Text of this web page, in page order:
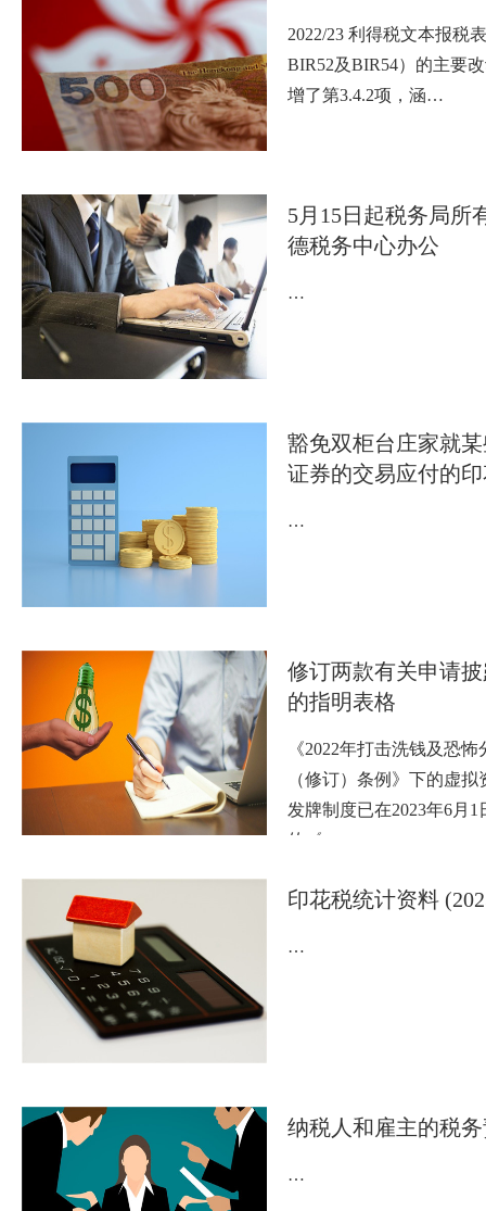
2022/23 利得税文本报税
BIR52及BIR54）的主要
增了第3.4.2项，涵…
5月15日起税务局所
德税务中心办公
…
豁免双柜台庄家就
证券的交易应付的
…
修订两款有关申请
的指明表格
《2022年打击洗钱及恐
（修订）条例》下的虚
发牌制度已在2023年6月
的《…
印花税统计资料
…
纳税人和雇主的税
…